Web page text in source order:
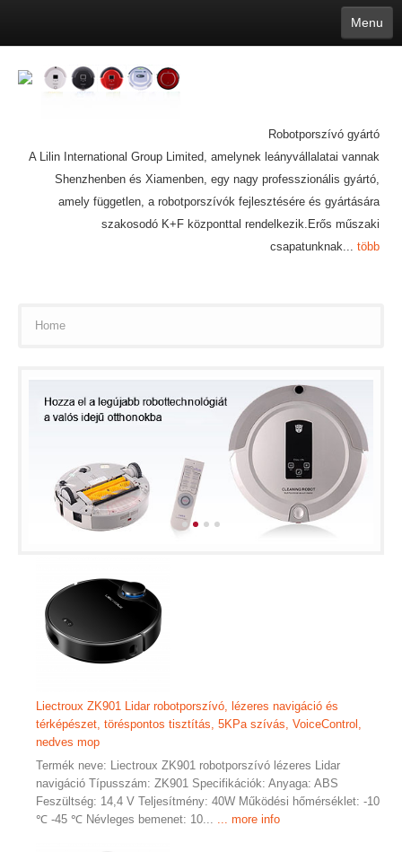
Menu
Deutsch
Português 日本語
bāṅlā Norsk
Türkçe
Ўзбек тили
india Tiếng Việt íslenska Estonia
Bulgarian
Ukrainian
Slovenčina
Robotporszívó gyártó
A Lilin International Group Limited, amelynek leányvállalatai vannak
Shenzhenben és Xiamenben, egy nagy professzionális gyártó,
amely független, a robotporszívók fejlesztésére és gyártására
szakosodó K+F központtal rendelkezik.Erős műszaki
csapatunknak... több
Home
Liectroux ZK901 Lidar robotporszívó, lézeres navigáció és
térképészet, töréspontos tisztítás, 5KPa szívás, VoiceControl,
nedves mop
Termék neve: Liectroux ZK901 robotporszívó lézeres Lidar
navigáció Típusszám: ZK901 Specifikációk: Anyaga: ABS
Feszültség: 14,4 V Teljesítmény: 40W Működési hőmérséklet: -10
℃ -45 ℃ Névleges bemenet: 10...
... more info